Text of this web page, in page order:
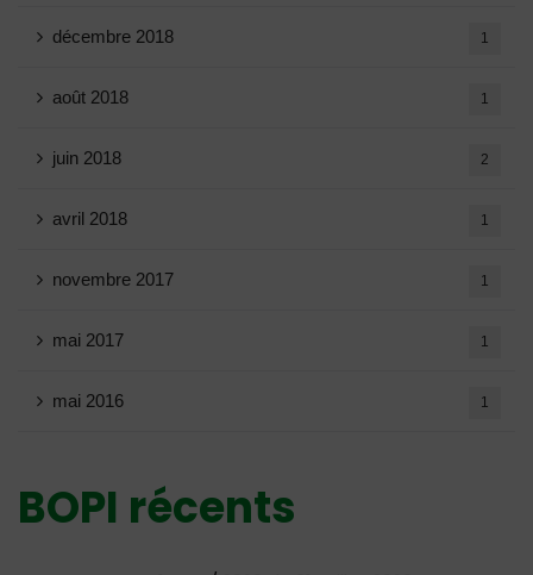
décembre 2018 1
août 2018 1
juin 2018 2
avril 2018 1
novembre 2017 1
mai 2017 1
mai 2016 1
BOPI récents